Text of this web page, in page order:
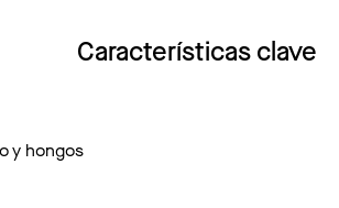
Características clave
y hongos